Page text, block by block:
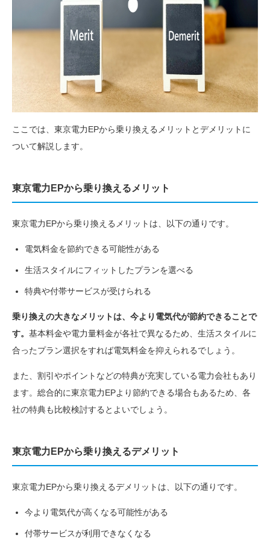
ここでは、東京電力EPから乗り換えるメリットとデメリットに
ついて解説します。
東京電力EPから乗り換えるメリット
東京電力EPから乗り換えるメリットは、以下の通りです。
電気料金を節約できる可能性がある
生活スタイルにフィットしたプランを選べる
特典や付帯サービスが受けられる
乗り換えの大きなメリットは、今より電気代が節約できることで
す。 基本料金や電力量料金が各社で異なるため、生活スタイルに
合ったプラン選択をすれば電気料金を抑えられるでしょう。
また、割引やポイントなどの特典が充実している電力会社もあり
ます。総合的に東京電力EPより節約できる場合もあるため、各
社の特典も比較検討するとよいでしょう。
東京電力EPから乗り換えるデメリット
東京電力EPから乗り換えるデメリットは、以下の通りです。
今より電気代が高くなる可能性がある
付帯サービスが利用できなくなる